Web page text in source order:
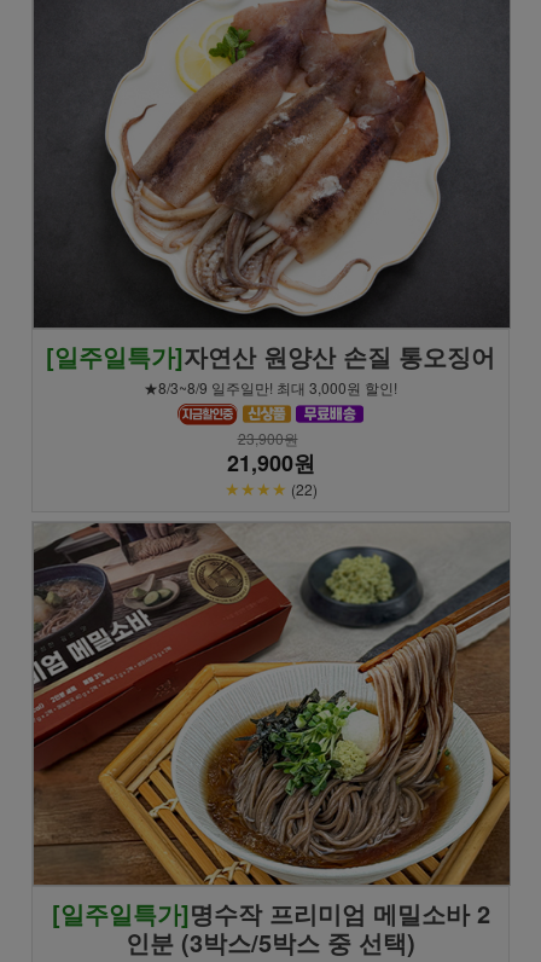
[일주일특가]자연산 원양산 손질 통오징어
★8/3~8/9 일주일만! 최대 3,000원 할인!
23,900원
21,900원
★★★★ (22)
[일주일특가]명수작 프리미엄 메밀소바 2
인분 (3박스/5박스 중 선택)